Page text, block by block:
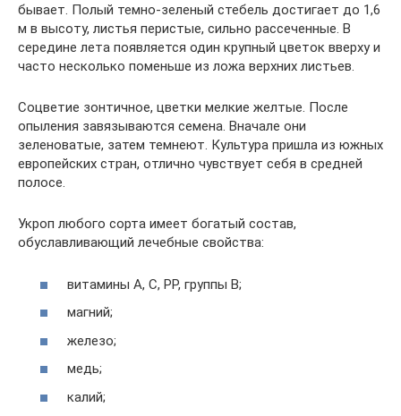
бывает. Полый темно-зеленый стебель достигает до 1,6
м в высоту, листья перистые, сильно рассеченные. В
середине лета появляется один крупный цветок вверху и
часто несколько поменьше из ложа верхних листьев.
Соцветие зонтичное, цветки мелкие желтые. После
опыления завязываются семена. Вначале они
зеленоватые, затем темнеют. Культура пришла из южных
европейских стран, отлично чувствует себя в средней
полосе.
Укроп любого сорта имеет богатый состав,
обуславливающий лечебные свойства:
витамины А, С, РР, группы В;
магний;
железо;
медь;
калий;